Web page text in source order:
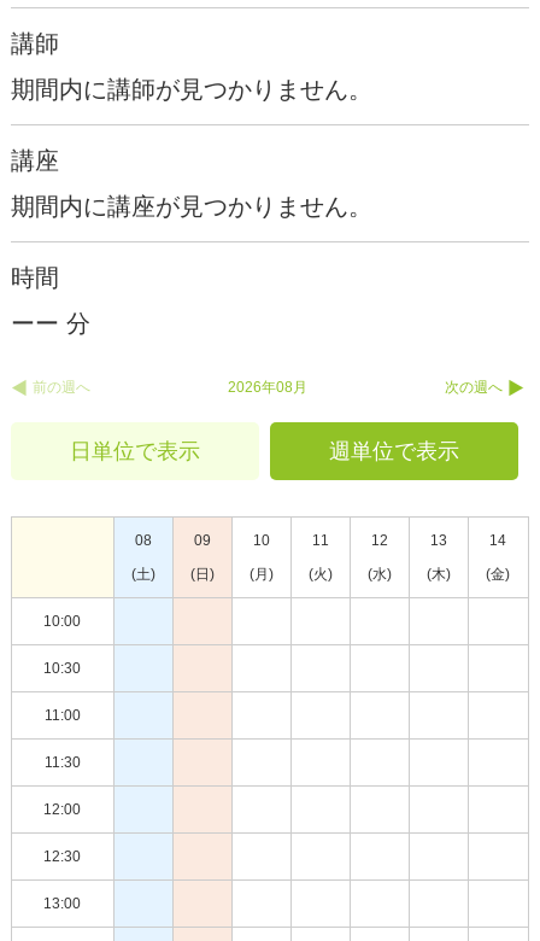
講師
期間内に講師が見つかりません。
講座
期間内に講座が見つかりません。
時間
ーー 分
前の週へ 2026年08月 次の週へ
週単位で表示
日単位で表示
08
(土)
09
(日)
10
(月)
11
(火)
12
(水)
13
(木)
14
(金)
10:00
10:30
11:00
11:30
12:00
12:30
13:00